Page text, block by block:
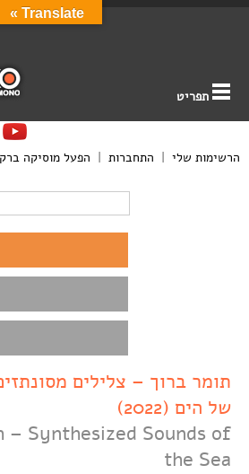
תפריט
הרשימות שלי | התחברות | הפעל מוסיקה
תומר ברוך – צלילים
של הים (2022)
– Synthesized Sounds of
the Sea
Translate »